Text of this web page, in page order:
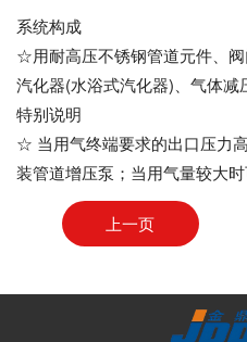
系统
☆用耐高压不锈钢管道元件、
汽化器(水浴式汽化器)、气体减
特别说明
☆ 当用气终端要求的出口压力
装管道增压泵；当用气量较大时
上一页